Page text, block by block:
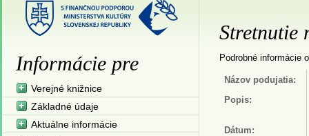
Stretnutie
Podrobné informácie
Názov podujatia:
Popis:
Dátum:
Informácie pre
Verejné knižnice
Základné údaje
Aktuálne informácie